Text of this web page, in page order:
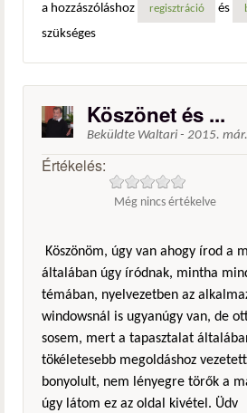
a hozzászóláshoz regisztráció és
szükséges
Köszönet és ...
Beküldte Waltari - 2015.
Értékelés:
Még nincs értékelve
Köszönöm, úgy van ahogy írod a
általában úgy íródnak, mintha
témában, nyelvezetben az
windowsnál is ugyanúgy van, de
sosem, mert a tapasztalat
tökéletesebb megoldáshoz
bonyolult, nem lényegre törők a
úgy látom ez az oldal kivétel. Üdv